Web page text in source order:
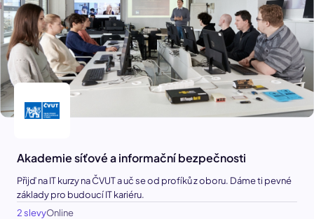
Akademie síťové a informační bezpečnosti
Přijď na IT kurzy na ČVUT a uč se od profíků z oboru. Dáme ti pevné
základy pro budoucí IT kariéru.
2 slevyOnline